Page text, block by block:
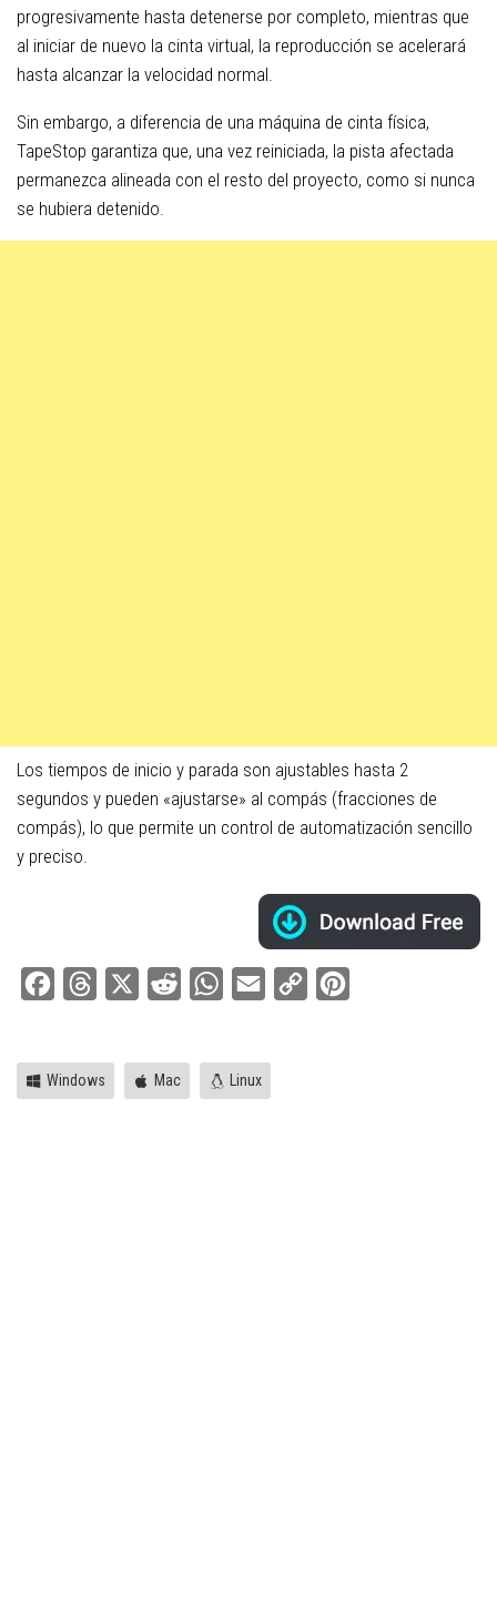
progresivamente hasta detenerse por completo, mientras que
al iniciar de nuevo la cinta virtual, la reproducción se acelerará
hasta alcanzar la velocidad normal.
Sin embargo, a diferencia de una máquina de cinta física,
TapeStop garantiza que, una vez reiniciada, la pista afectada
permanezca alineada con el resto del proyecto, como si nunca
se hubiera detenido.
Los tiempos de inicio y parada son ajustables hasta 2
segundos y pueden «ajustarse» al compás (fracciones de
compás), lo que permite un control de automatización sencillo
y preciso.
FacebookThreads Reddit WhatsApp
Email
Copy
Windows Mac Linux